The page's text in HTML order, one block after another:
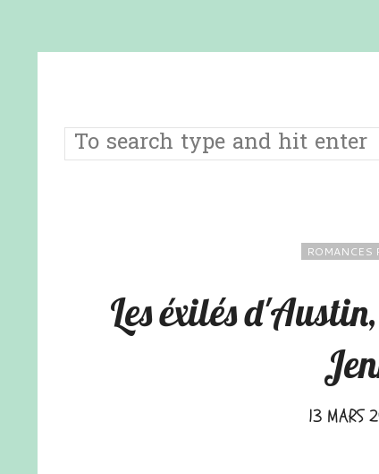
ROMANCES
Les éxilés
13 MARS